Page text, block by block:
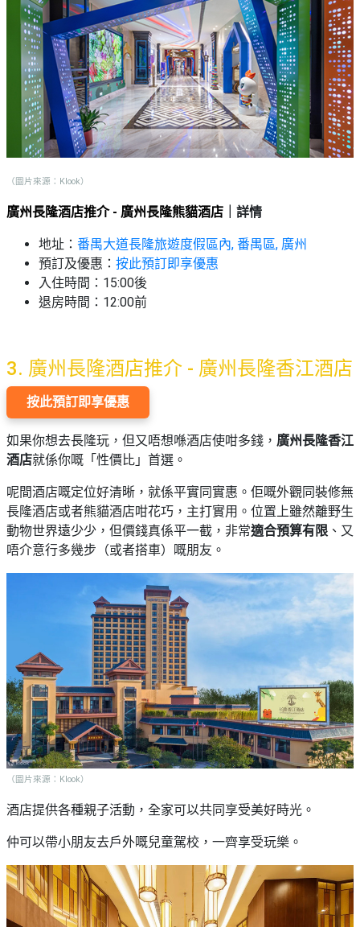
（圖片來源：Klook）
廣州長隆酒店推介 - 廣州長隆熊貓酒店 ｜詳情
地址： 番禺大道長隆旅遊度假區內, 番禺區, 廣州
預訂及優惠： 按此預訂即享優惠
入住時間：15:00後
退房時間：12:00前
3. 廣州 長隆酒店推介 - 廣州長隆香江酒店
按此預訂即享優惠
如果你想去長隆玩，但又唔想喺酒店使咁多錢， 廣州長隆香江
酒店就係你嘅「性價比」首選。
呢間酒店嘅定位好清晰，就係平實同實惠。佢嘅外觀同裝修無
長隆酒店或者熊貓酒店咁花巧，主打實用。位置上雖然離野生
動物世界遠少少，但價錢真係平一截，非常適合預算有限 、又
唔介意行多幾步（或者搭車）嘅朋友。
（圖片來源：Klook）
酒店提供各種親子活動，全家可以共同享受美好時光。
仲可以帶小朋友去戶外嘅兒童駕校，一齊享受玩樂。